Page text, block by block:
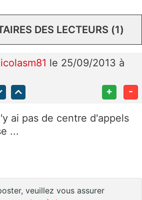
DES LECTEURS (1)
le 25/09/2013 à
+ -
ai pas de centre d'appels
...
veuillez vous assurer